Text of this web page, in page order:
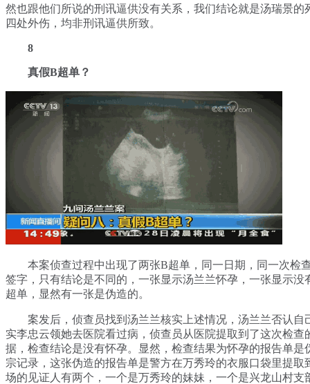
然也跟他们所说的刑讯逼供没有关系，我们结论就是汤瑞景的
四处外伤，均非刑讯逼供所致。
8
真假B超单？
本案侦查过程中出现了两张B超单，同一日期，同一次检
签字，只有结论是不同的，一张显示汤兰兰怀孕，一张显示没
超单，显然有一张是伪造的。
案发后，侦查员找到汤兰兰核实上述情况，汤兰兰否认自
实李忠云领她去医院看过病，侦查员从医院提取到了这次检查
据，检查结论是没有怀孕。显然，检查结果为怀孕的报告单是
宗记录，这张伪造的报告单是警方在万秀玲的衣服口袋里提取
场的见证人有两个，一个是万秀玲的妹妹，一个是兴龙山村支